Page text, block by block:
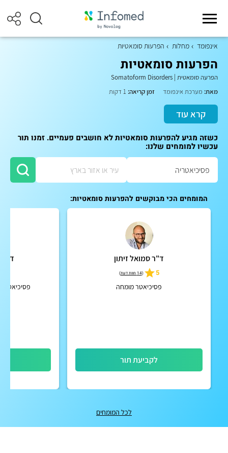
אינפומד מחלות הפרעות סומאטיות
הפרעות סומאטיות
הפרעה סומאטית Somatoform Disorders
מאת: מערכת אינפומד זמן קריאה:
קרא עוד
כשזה מגיע להפרעות סומאטיות לא חושבים פעמיים. זמנו תור
עכשיו למומחים שלנו:
המומחים הכי מבוקשים להפרעות סומאטיות:
ד"ר סמואל זיתון
5
(14 חוות דעת )
פסיכיאטר מומחה
לקביעת תור
ד"ר
לכל המומחים